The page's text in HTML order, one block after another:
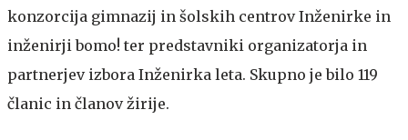
konzorcija gimnazij in šolskih centrov Inženirke in
inženirji bomo! ter predstavniki organizatorja in
partnerjev izbora Inženirka leta. Skupno je bilo 119
članic in članov žirije.